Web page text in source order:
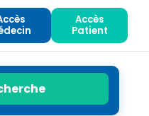
Accès
Patient